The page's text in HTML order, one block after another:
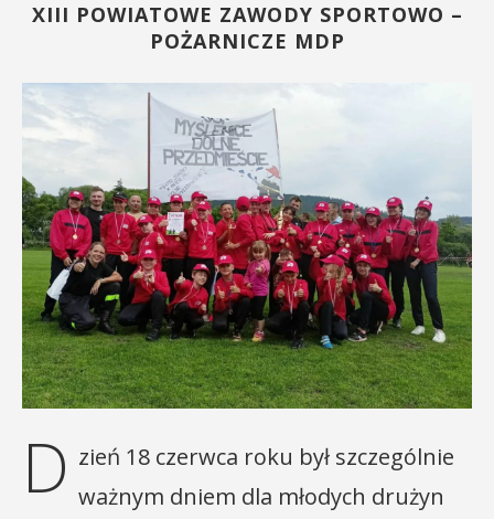
XIII POWIATOWE ZAWODY SPORTOWO –
POŻARNICZE MDP
D zień 18 czerwca roku był szczególnie
ważnym dniem dla młodych drużyn